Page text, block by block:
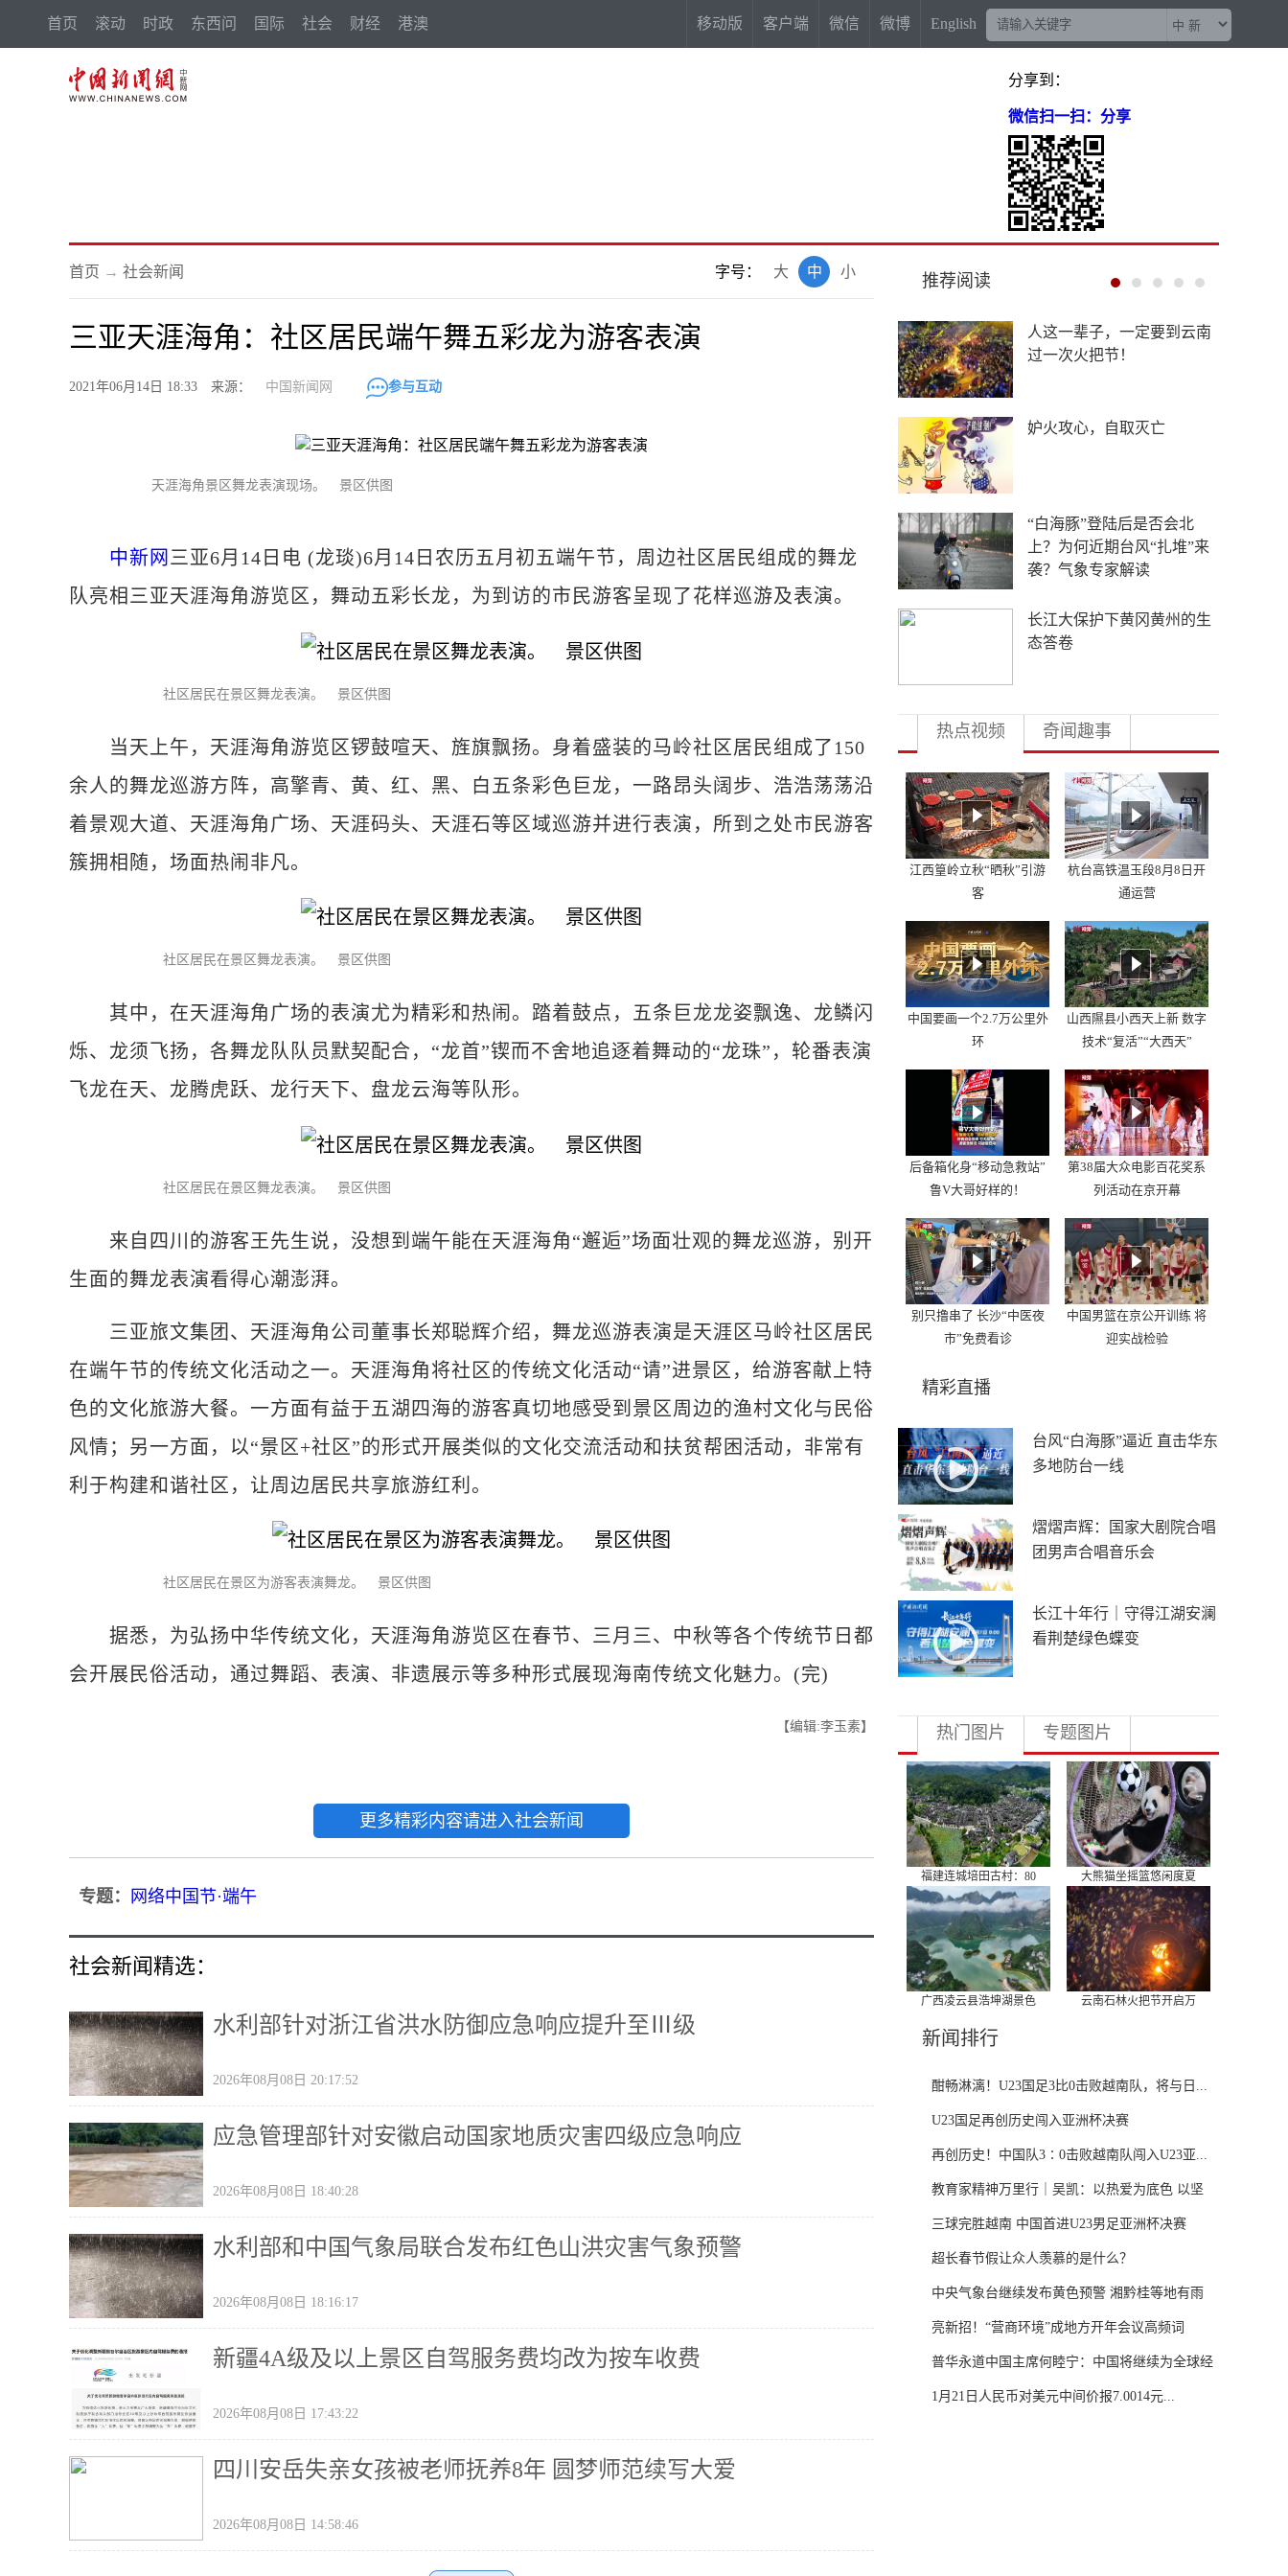
首页 滚动 时政 东西问 国际 社会 财经 港澳 移动版 客户端 微信 微博 English
分享到：
微信扫一扫：分享
首页 → 社会新闻 字号： 小
中
大
三亚天涯海角：社区居民端午舞五彩龙为游客表演
2021年06月14日 18:33 来源： 中国新闻网 参与互动
天涯海角景区舞龙表演现场。 景区供图
中新网 三亚6月14日电 (龙琰)6月14日农历五月初五端午节，周边社区居民组成的舞龙
队亮相三亚天涯海角游览区，舞动五彩长龙，为到访的市民游客呈现了花样巡游及表演。
社区居民在景区舞龙表演。 景区供图
当天上午，天涯海角游览区锣鼓喧天、旌旗飘扬。身着盛装的马岭社区居民组成了150
余人的舞龙巡游方阵，高擎青、黄、红、黑、白五条彩色巨龙，一路昂头阔步、浩浩荡荡沿
着景观大道、天涯海角广场、天涯码头、天涯石等区域巡游并进行表演，所到之处市民游客
簇拥相随，场面热闹非凡。
社区居民在景区舞龙表演。 景区供图
其中，在天涯海角广场的表演尤为精彩和热闹。踏着鼓点，五条巨龙龙姿飘逸、龙鳞闪
烁、龙须飞扬，各舞龙队队员默契配合，“龙首”锲而不舍地追逐着舞动的“龙珠”，轮番表演
飞龙在天、龙腾虎跃、龙行天下、盘龙云海等队形。
社区居民在景区舞龙表演。 景区供图
来自四川的游客王先生说，没想到端午能在天涯海角“邂逅”场面壮观的舞龙巡游，别开
生面的舞龙表演看得心潮澎湃。
三亚旅文集团、天涯海角公司董事长郑聪辉介绍，舞龙巡游表演是天涯区马岭社区居民
在端午节的传统文化活动之一。天涯海角将社区的传统文化活动“请”进景区，给游客献上特
色的文化旅游大餐。一方面有益于五湖四海的游客真切地感受到景区周边的渔村文化与民俗
风情；另一方面，以“景区+社区”的形式开展类似的文化交流活动和扶贫帮困活动，非常有
利于构建和谐社区，让周边居民共享旅游红利。
社区居民在景区为游客表演舞龙。 景区供图
据悉，为弘扬中华传统文化，天涯海角游览区在春节、三月三、中秋等各个传统节日都
会开展民俗活动，通过舞蹈、表演、非遗展示等多种形式展现海南传统文化魅力。(完)
【编辑:李玉素】
更多精彩内容请进入社会新闻
专题： 网络中国节·端午
社会新闻精选：
水利部针对浙江省洪水防御应急响应提升至Ⅲ级
2026年08月08日 20:17:52
应急管理部针对安徽启动国家地质灾害四级应急响应
2026年08月08日 18:40:28
水利部和中国气象局联合发布红色山洪灾害气象预警
2026年08月08日 18:16:17
新疆4A级及以上景区自驾服务费均改为按车收费
2026年08月08日 17:43:22
四川安岳失亲女孩被老师抚养8年 圆梦师范续写大爱
2026年08月08日 14:58:46
推荐阅读
菲尔兹奖“0”的突破背后，
有他一份功劳
“梅姨案”被拐儿童父亲申军
China Travel又换“三件套”：
外国游客从观众变玩家
4年要让无人机增产80倍，
日本为何急不可耐？
热点视频 奇闻趣事
江西篁岭立秋“晒秋”引游
客
杭台高铁温玉段8月8日开
通运营
中国要画一个2.7万公里外
环
山西隰县小西天上新 数字
技术“复活”“大西天”
后备箱化身“移动急救站”
鲁V大哥好样的！
第38届大众电影百花奖系
列活动在京开幕
别只撸串了 长沙“中医夜
市”免费看诊
中国男篮在京公开训练 将
迎实战检验
精彩直播
台风“白海豚”逼近 直击华东
多地防台一线
熠熠声辉：国家大剧院合唱
团男声合唱音乐会
长江十年行｜守得江湖安澜
看荆楚绿色蝶变
热门图片 专题图片
福建连城培田古村：80 大熊猫坐摇篮悠闲度夏
广西凌云县浩坤湖景色 云南石林火把节开启万
新闻排行
酣畅淋漓！U23国足3比0击败越南队，将与日...
U23国足再创历史闯入亚洲杯决赛
再创历史！中国队3∶0击败越南队闯入U23亚...
教育家精神万里行｜吴凯：以热爱为底色 以坚
守...
三球完胜越南 中国首进U23男足亚洲杯决赛
超长春节假让众人羡慕的是什么？
中央气象台继续发布黄色预警 湘黔桂等地有雨
雪...
亮新招！“营商环境”成地方开年会议高频词
普华永道中国主席何睦宁：中国将继续为全球经
济...
1月21日人民币对美元中间价报7.0014元...